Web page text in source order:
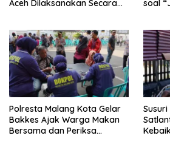
Aceh Dilaksanakan Secara
soal
Polresta Malang Kota Gelar
Bakkes Ajak Warga Makan
Bersama dan Periksa